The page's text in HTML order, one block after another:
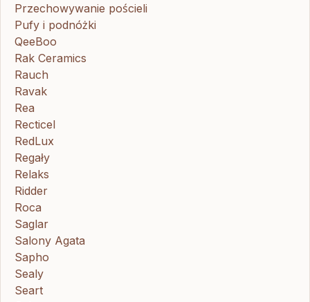
Przechowywanie pościeli
Pufy i podnóżki
QeeBoo
Rak Ceramics
Rauch
Ravak
Rea
Recticel
RedLux
Regały
Relaks
Ridder
Roca
Saglar
Salony Agata
Sapho
Sealy
Seart